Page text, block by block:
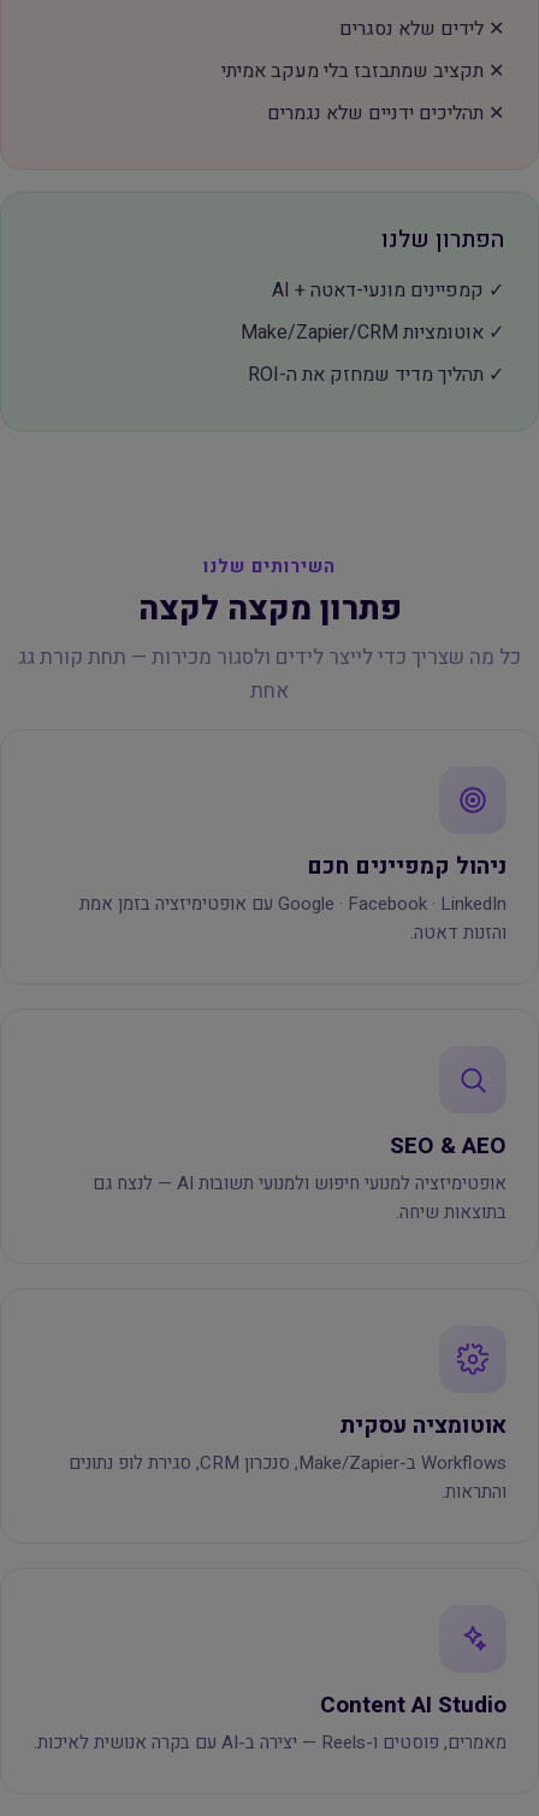
✕ לידים שלא נסגרים
✕ תקציב שמתבזבז בלי מעקב אמיתי
✕ תהליכים ידניים שלא נגמרים
הפתרון שלנו
✓ קמפיינים מונעי-דאטה + AI
✓ אוטומציות Make/Zapier/CRM
✓ תהליך מדיד שמחזק את ה-ROI
השירותים שלנו
פתרון מקצה לקצה
כל מה שצריך כדי לייצר לידים ולסגור מכירות — תחת קורת גג
אחת
ניהול קמפיינים חכם
Google · Facebook · LinkedIn עם אופטימיזציה בזמן אמת
והזנות דאטה.
SEO & AEO
אופטימיזציה למנועי חיפוש ולמנועי תשובות AI — לנצח גם
בתוצאות שיחה.
אוטומציה עסקית
Workflows ב-Make/Zapier, סנכרון CRM, סגירת לופ נתונים
והתראות.
Content AI Studio
מאמרים, פוסטים ו-Reels — יצירה ב-AI עם בקרה אנושית לאיכות.